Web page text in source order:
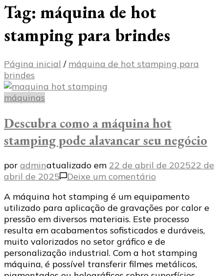
Tag: máquina de hot
stamping para brindes
Página inicial / máquina de hot stamping para
brindes
máquinas
Descubra como a máquina hot
stamping pode alavancar seu negócio
por adminatualizado em 22 de abril de 202522 de
abril de 2025
Deixe um comentário
como
a
máquina
hot
stamping
pode
alavancar
A máquina hot stamping é um equipamento
utilizado para aplicação de gravações por calor e
pressão em diversos materiais. Este processo
resulta em acabamentos sofisticados e duráveis,
muito valorizados no setor gráfico e de
personalização industrial. Com a hot stamping
máquina, é possível transferir filmes metálicos,